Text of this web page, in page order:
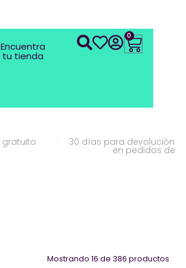
Encuentra
tu tienda
0
· 30 días para devolución gratuito
en pedidos de más de
Mostrando 16 de 386 productos